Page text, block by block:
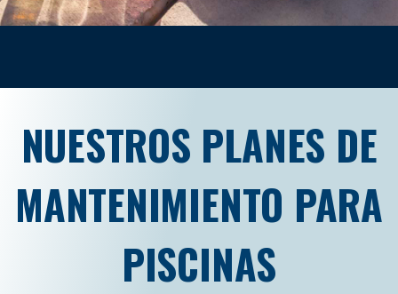
NUESTROS PLANES DE
MANTENIMIENTO PARA
PISCINAS